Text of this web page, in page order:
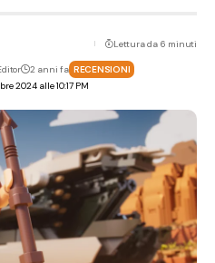
2024 alle 10:17 PM
2 anni fa RECENSIONI
Lettura da 6 minuti